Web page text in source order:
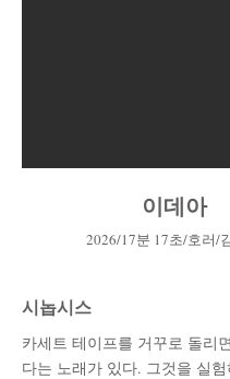
이데아
2026/17분 17초/호러/
시놉시스
카세트 테이프를 거꾸로 돌리
다는 노래가 있다. 그것을 실